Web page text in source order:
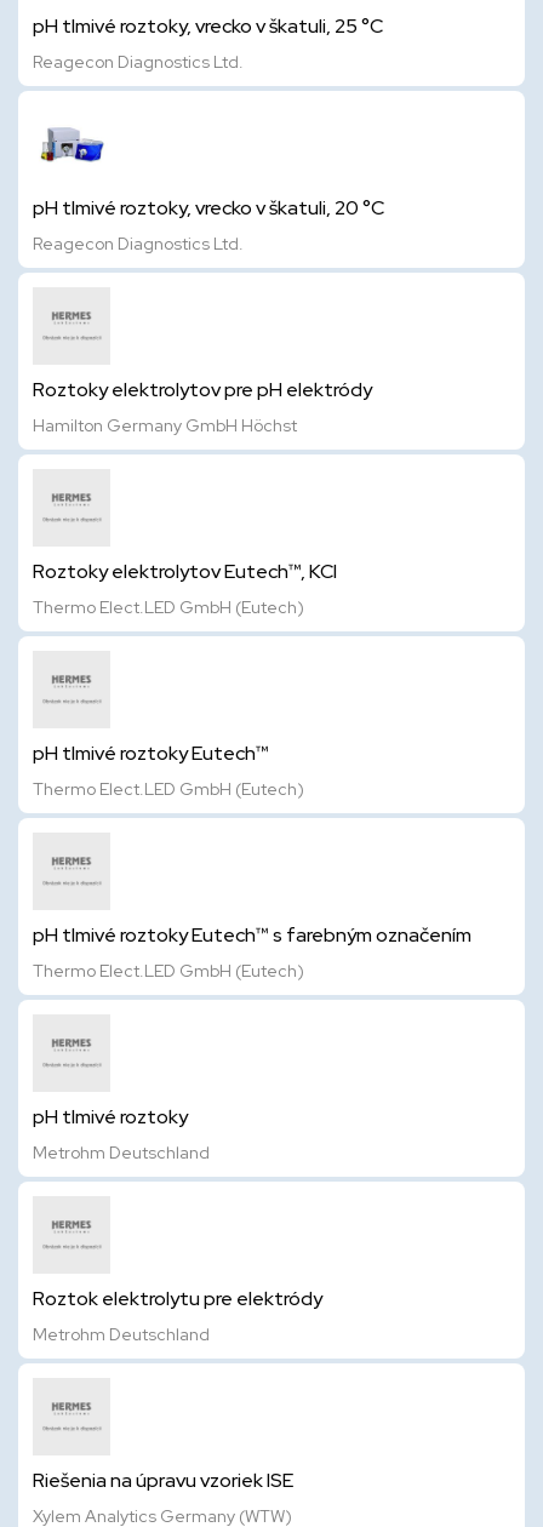
pH tlmivé roztoky, vrecko v škatuli, 25 °C
Reagecon Diagnostics Ltd.
pH tlmivé roztoky, vrecko v škatuli, 20 °C
Reagecon Diagnostics Ltd.
Roztoky elektrolytov pre pH elektródy
Hamilton Germany GmbH Höchst
Roztoky elektrolytov Eutech™, KCl
Thermo Elect.LED GmbH (Eutech)
pH tlmivé roztoky Eutech™
Thermo Elect.LED GmbH (Eutech)
pH tlmivé roztoky Eutech™ s farebným označením
Thermo Elect.LED GmbH (Eutech)
pH tlmivé roztoky
Metrohm Deutschland
Roztok elektrolytu pre elektródy
Metrohm Deutschland
Riešenia na úpravu vzoriek ISE
Xylem Analytics Germany (WTW)